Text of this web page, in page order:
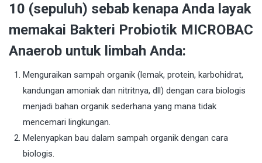
10 (sepuluh) sebab kenapa Anda layak
memakai Bakteri Probiotik MICROBAC
Anaerob untuk limbah Anda:
Menguraikan sampah organik (lemak, protein, karbohidrat,
kandungan amoniak dan nitritnya, dll) dengan cara biologis
menjadi bahan organik sederhana yang mana tidak
mencemari lingkungan.
Melenyapkan bau dalam sampah organik dengan cara
biologis.